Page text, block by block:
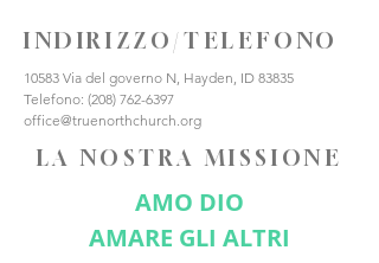
INDIRIZZO/TELEFONO
10583 Via del governo N, Hayden, ID 83835
Telefono: (208) 762-6397
office@truenorthchurch.org
LA NOSTRA MISSIONE
AMO DIO
AMARE GLI ALTRI